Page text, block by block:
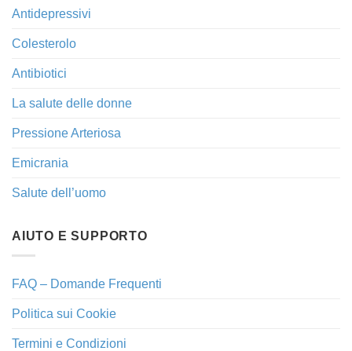
Antidepressivi
Colesterolo
Antibiotici
La salute delle donne
Pressione Arteriosa
Emicrania
Salute dell’uomo
AIUTO E SUPPORTO
FAQ – Domande Frequenti
Politica sui Cookie
Termini e Condizioni